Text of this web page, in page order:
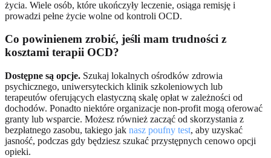
życia. Wiele osób, które ukończyły leczenie, osiąga remisję i
prowadzi pełne życie wolne od kontroli OCD.
Co powinienem zrobić, jeśli mam trudności z
kosztami terapii OCD?
Dostępne są opcje. Szukaj lokalnych ośrodków zdrowia
psychicznego, uniwersyteckich klinik szkoleniowych lub
terapeutów oferujących elastyczną skalę opłat w zależności od
dochodów. Ponadto niektóre organizacje non-profit mogą oferować
granty lub wsparcie. Możesz również zacząć od skorzystania z
bezpłatnego zasobu, takiego jak nasz poufny test, aby uzyskać
jasność, podczas gdy będziesz szukać przystępnych cenowo opcji
opieki.